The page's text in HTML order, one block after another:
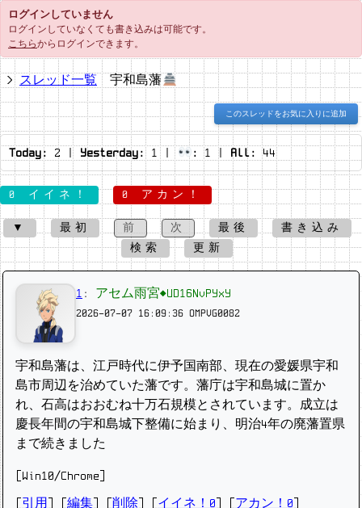
ログインしていません
ログインしていなくても書き込みは可能です。
こちらからログインできます。
スレッド一覧 宇和島藩
このスレッドをお気に入りに追加
Today: 2 | Yesterday:1 | : 1 | All: 44
0 イイネ！ 0 アカン！
▼ 最初 前 次 最後
書き込み
検索
更新
1 : アセム雨宮◆UD16NvPYxY
2026-07-07 16:09:36 OMPVG0082
宇和島藩は、江戸時代に伊予国南部、現在の愛媛県宇和
島市周辺を治めていた藩です。藩庁は宇和島城に置か
れ、石高はおおむね十万石規模とされています。成立は
慶長年間の宇和島城下整備に始まり、明治4年の廃藩置県
まで続きました
[Win10/Chrome]
引用 編集 削除 イイネ！0 アカン！0